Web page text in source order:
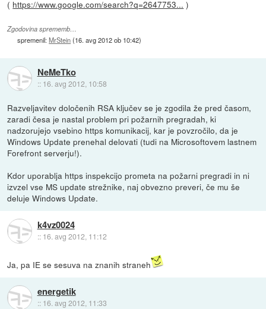
( https://www.google.com/search?q=2647753... )
Zgodovina sprememb…
spremenil:MrStein(16. avg 2012 ob 10:42)
NeMeTko
:: 16. avg 2012, 10:58
Razveljavitev določenih RSA ključev se je zgodila že pred časom,
zaradi česa je nastal problem pri požarnih pregradah, ki
nadzorujejo vsebino https komunikacij, kar je povzročilo, da je
Windows Update prenehal delovati (tudi na Microsoftovem lastnem
Forefront serverju!).
Kdor uporablja https inspekcijo prometa na požarni pregradi in ni
izvzel vse MS update strežnike, naj obvezno preveri, če mu še
deluje Windows Update.
k4vz0024
:: 16. avg 2012, 11:12
Ja, pa IE se sesuva na znanih straneh
energetik
:: 16. avg 2012, 11:33